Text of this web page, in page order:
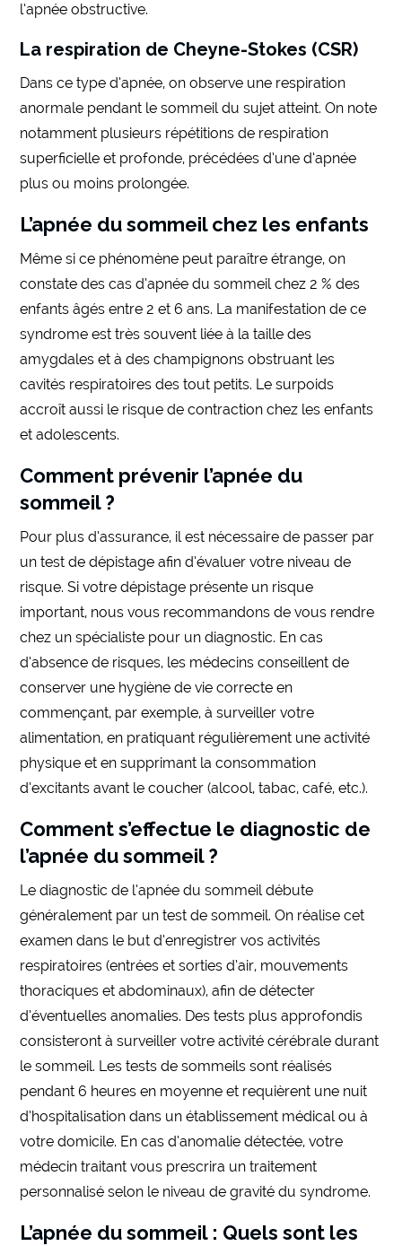
l’apnée obstructive.
La respiration de Cheyne-Stokes (CSR)
Dans ce type d’apnée, on observe une respiration
anormale pendant le sommeil du sujet atteint. On note
notamment plusieurs répétitions de respiration
superficielle et profonde, précédées d’une d’apnée
plus ou moins prolongée.
L’apnée du sommeil chez les enfants
Même si ce phénomène peut paraître étrange, on
constate des cas d’apnée du sommeil chez 2 % des
enfants âgés entre 2 et 6 ans. La manifestation de ce
syndrome est très souvent liée à la taille des
amygdales et à des champignons obstruant les
cavités respiratoires des tout petits. Le surpoids
accroît aussi le risque de contraction chez les enfants
et adolescents.
Comment prévenir l’apnée du
sommeil ?
Pour plus d’assurance, il est nécessaire de passer par
un test de dépistage afin d’évaluer votre niveau de
risque. Si votre dépistage présente un risque
important, nous vous recommandons de vous rendre
chez un spécialiste pour un diagnostic. En cas
d’absence de risques, les médecins conseillent de
conserver une hygiène de vie correcte en
commençant, par exemple, à surveiller votre
alimentation, en pratiquant régulièrement une activité
physique et en supprimant la consommation
d’excitants avant le coucher (alcool, tabac, café, etc.).
Comment s’effectue le diagnostic de
l’apnée du sommeil ?
Le diagnostic de l’apnée du sommeil débute
généralement par un test de sommeil. On réalise cet
examen dans le but d’enregistrer vos activités
respiratoires (entrées et sorties d’air, mouvements
thoraciques et abdominaux), afin de détecter
d’éventuelles anomalies. Des tests plus approfondis
consisteront à surveiller votre activité cérébrale durant
le sommeil. Les tests de sommeils sont réalisés
pendant 6 heures en moyenne et requièrent une nuit
d’hospitalisation dans un établissement médical ou à
votre domicile. En cas d’anomalie détectée, votre
médecin traitant vous prescrira un traitement
personnalisé selon le niveau de gravité du syndrome.
L’apnée du sommeil : Quels sont les